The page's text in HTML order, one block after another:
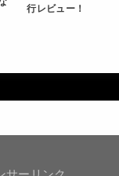
行レビュー！